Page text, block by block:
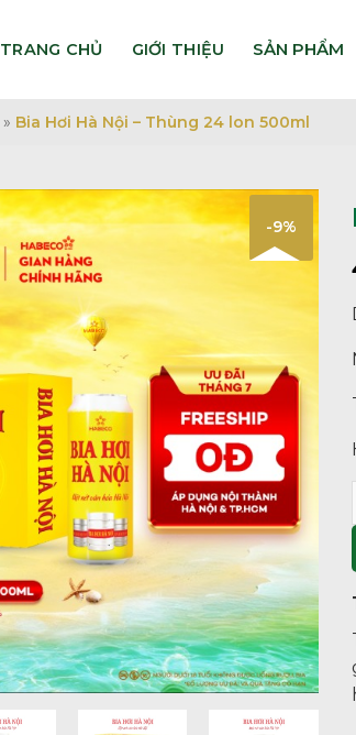
TRANG CHỦ GIỚI THIỆU
» Bia Hơi Hà Nội – Thùng 24 lon 500ml
-9%